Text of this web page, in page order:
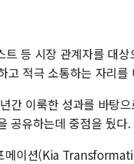
등 시장 관계자를 대
고 적극 소통하는 자리를
간 이룩한 성과를 바탕
공유하는데 중점을 뒀다.
메이션(Kia